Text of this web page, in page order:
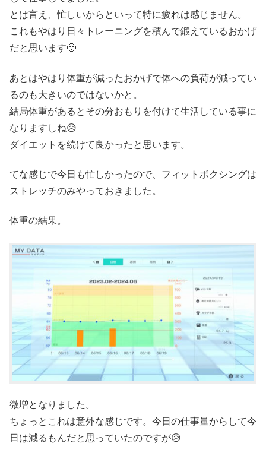
とは言え、忙しいからといって特に疲れは感じません。
これもやはり日々トレーニングを積んで鍛えているおかげ
だと思います🙂
あとはやはり体重が減ったおかげで体への負荷が減ってい
るのも大きいのではないかと。
結局体重があるとその分おもりを付けて生活している事に
なりますしね😥
ダイエットを続けて良かったと思います。
てな感じで今日も忙しかったので、フィットボクシングは
ストレッチのみやっておきました。
体重の結果。
微増となりました。
ちょっとこれは意外な感じです。今日の仕事量からして今
日は減るもんだと思っていたのですが😥